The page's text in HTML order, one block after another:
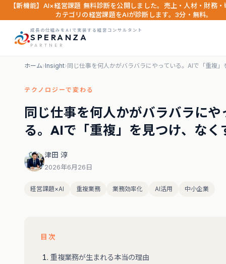
【新機能】AI×経営課題 無料診断を公開しました。売上・人材・財務
カテゴリの経営課題をAIが診断します。3分・無料。
成長の仕組みをAIで実装する経営コンサルタント
SPERANZA
PARTNER
ホーム›Insight›同じ仕事を何人かがバラバラにやっている。AIで「重複」
テクノロジーで変わる
同じ仕事を何人かがバラバラにや
る。AIで「重複」を見つけ、なく
津田 淳
2026年6月26日
経営課題×AI 重複業務 業務効率化 AI活用 中小企業
目次
重複業務が生まれる本当の理由